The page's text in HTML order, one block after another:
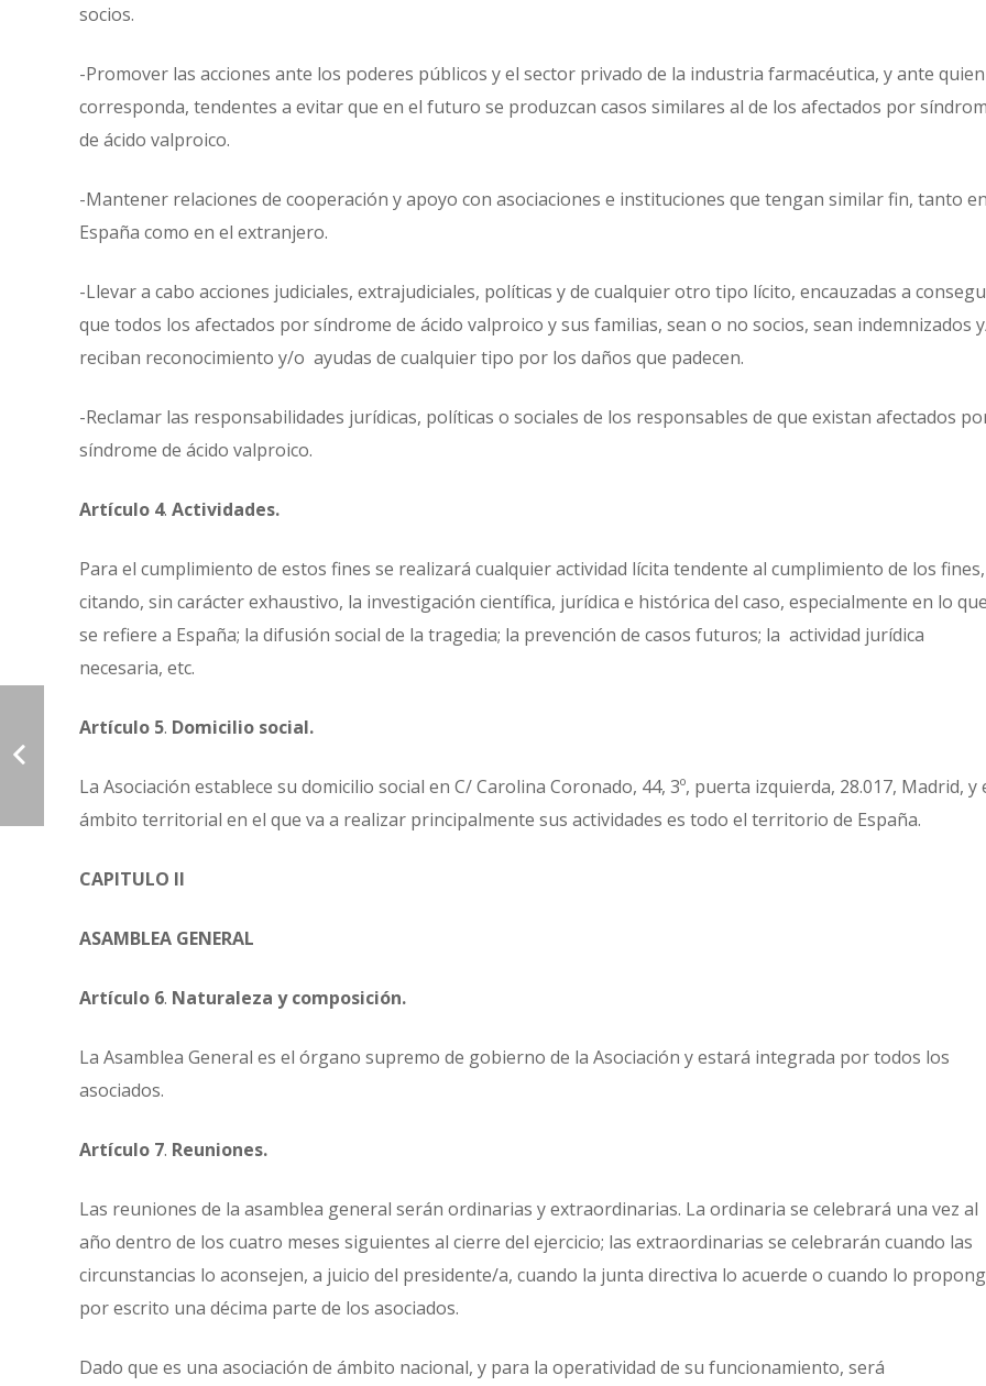
socios.
-Promover las acciones ante los poderes públicos y el sector privado de la industria farmacéutica, y ante quien
corresponda, tendentes a evitar que en el futuro se produzcan casos similares al de los afectados por
de ácido valproico.
-Mantener relaciones de cooperación y apoyo con asociaciones e instituciones que tengan similar fin, tanto
España como en el extranjero.
-Llevar a cabo acciones judiciales, extrajudiciales, políticas y de cualquier otro tipo lícito, encauzadas a
que todos los afectados por síndrome de ácido valproico y sus familias, sean o no socios, sean indemnizados
reciban reconocimiento y/o ayudas de cualquier tipo por los daños que padecen.
-Reclamar las responsabilidades jurídicas, políticas o sociales de los responsables de que existan afectados
síndrome de ácido valproico.
Artículo 4. Actividades.
Para el cumplimiento de estos fines se realizará cualquier actividad lícita tendente al cumplimiento de los fines,
citando, sin carácter exhaustivo, la investigación científica, jurídica e histórica del caso, especialmente en lo
se refiere a España; la difusión social de la tragedia; la prevención de casos futuros; la actividad jurídica
necesaria, etc.
Artículo 5. Domicilio social.
La Asociación establece su domicilio social en C/ Carolina Coronado, 44, 3º, puerta izquierda, 28.017, Madrid, y
ámbito territorial en el que va a realizar principalmente sus actividades es todo el territorio de España.
CAPITULO II
ASAMBLEA GENERAL
Artículo 6. Naturaleza y composición.
La Asamblea General es el órgano supremo de gobierno de la Asociación y estará integrada por todos los
asociados.
Artículo 7. Reuniones.
Las reuniones de la asamblea general serán ordinarias y extraordinarias. La ordinaria se celebrará una vez al
año dentro de los cuatro meses siguientes al cierre del ejercicio; las extraordinarias se celebrarán cuando las
circunstancias lo aconsejen, a juicio del presidente/a, cuando la junta directiva lo acuerde o cuando lo
por escrito una décima parte de los asociados.
Dado que es una asociación de ámbito nacional, y para la operatividad de su funcionamiento, será